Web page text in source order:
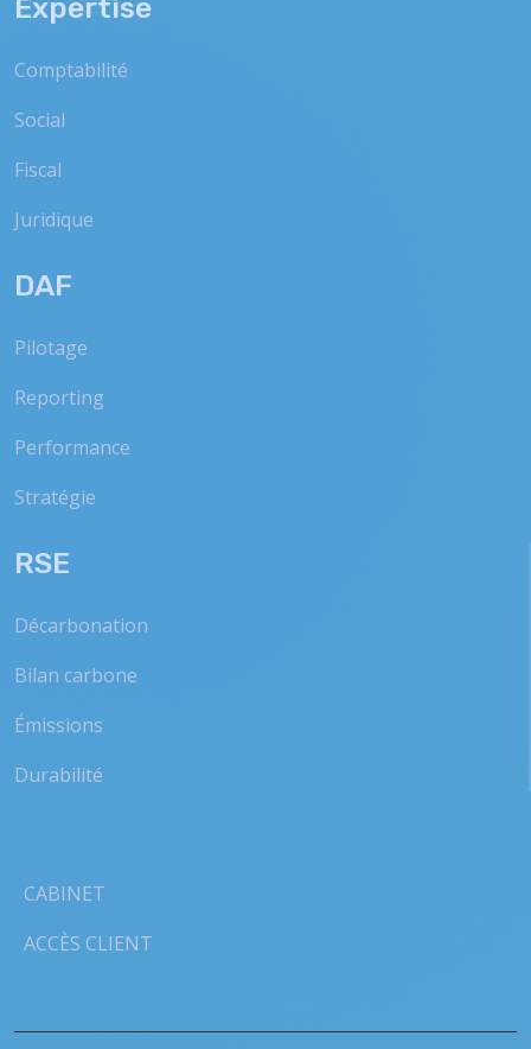
Expertise
Comptabilité
Social
Fiscal
Juridique
DAF
Pilotage
Reporting
Performance
Stratégie
RSE
Décarbonation
Bilan carbone
Émissions
Durabilité
CABINET
ACCÈS CLIENT